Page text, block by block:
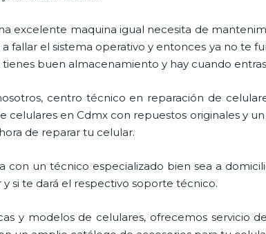
excelente maquina igual necesita de
fallar el sistema operativo y entonces ya no te
buen almacenamiento y hay cuando
centro técnico en reparación de
celulares en Cdmx con repuestos originales y
de reparar tu celular.
con un técnico especializado bien sea a
si te dará el respectivo soporte técnico.
y modelos de celulares, ofrecemos servicio